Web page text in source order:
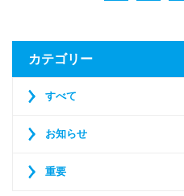
カテゴリー
すべて
お知らせ
重要